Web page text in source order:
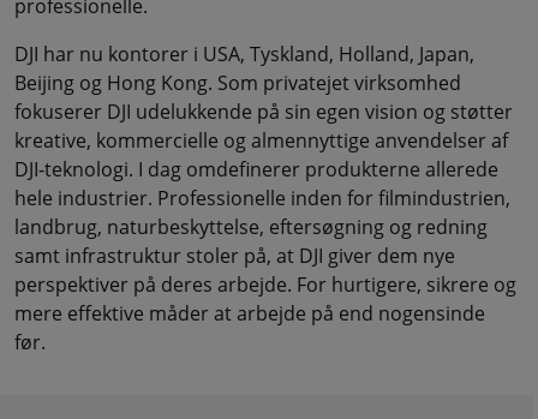
professionelle.
DJI har nu kontorer i USA, Tyskland, Holland, Japan,
Beijing og Hong Kong. Som privatejet virksomhed
fokuserer DJI udelukkende på sin egen vision og støtter
kreative, kommercielle og almennyttige anvendelser af
DJI-teknologi. I dag omdefinerer produkterne allerede
hele industrier. Professionelle inden for filmindustrien,
landbrug, naturbeskyttelse, eftersøgning og redning
samt infrastruktur stoler på, at DJI giver dem nye
perspektiver på deres arbejde. For hurtigere, sikrere og
mere effektive måder at arbejde på end nogensinde
før.